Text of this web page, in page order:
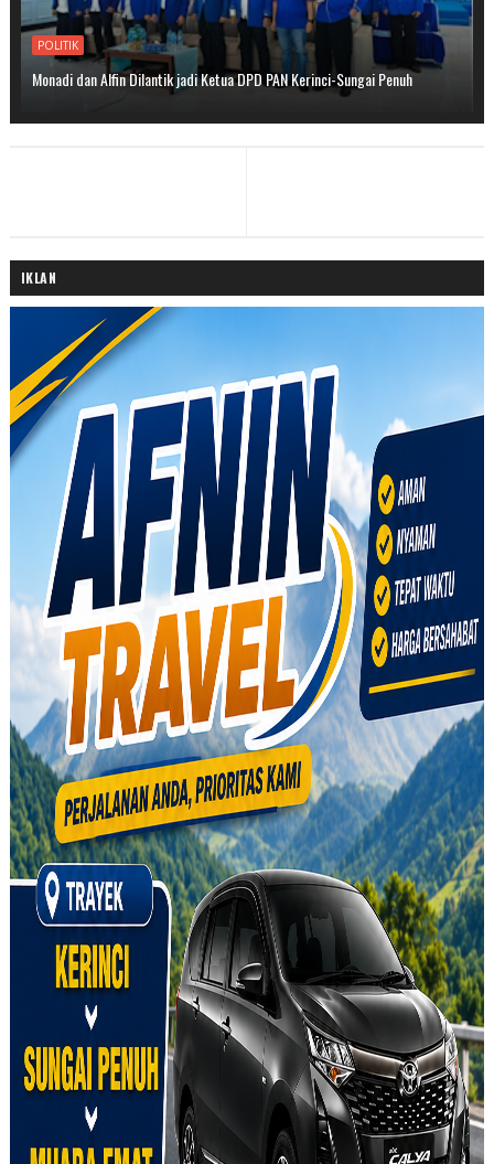
POLITIK
Monadi dan Alfin Dilantik jadi Ketua DPD PAN Kerinci-Sungai Penuh
IKLAN